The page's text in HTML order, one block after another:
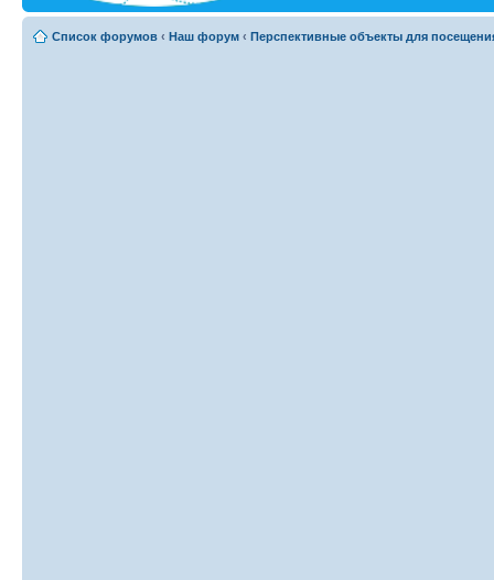
Список форумов ‹ Наш форум ‹ Перспективные объекты для